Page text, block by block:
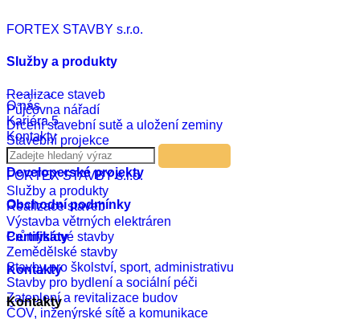
FORTEX STAVBY s.r.o.
Služby a produkty
Realizace staveb
Půjčovna nářadí
Drcení stavební sutě a uložení zeminy
Stavební projekce
Developerské projekty
Obchodní podmínky
Certifikáty
Kontakty
Kontakty
English
German
Aktuality
O nás
Kariéra5
Kontakty
FORTEX STAVBY s.r.o.
Služby a produkty
Realizace staveb
Výstavba větrných elektráren
Průmyslové stavby
Zemědělské stavby
Stavby pro školství, sport, administrativu
Stavby pro bydlení a sociální péči
Zateplení a revitalizace budov
ČOV, inženýrské sítě a komunikace